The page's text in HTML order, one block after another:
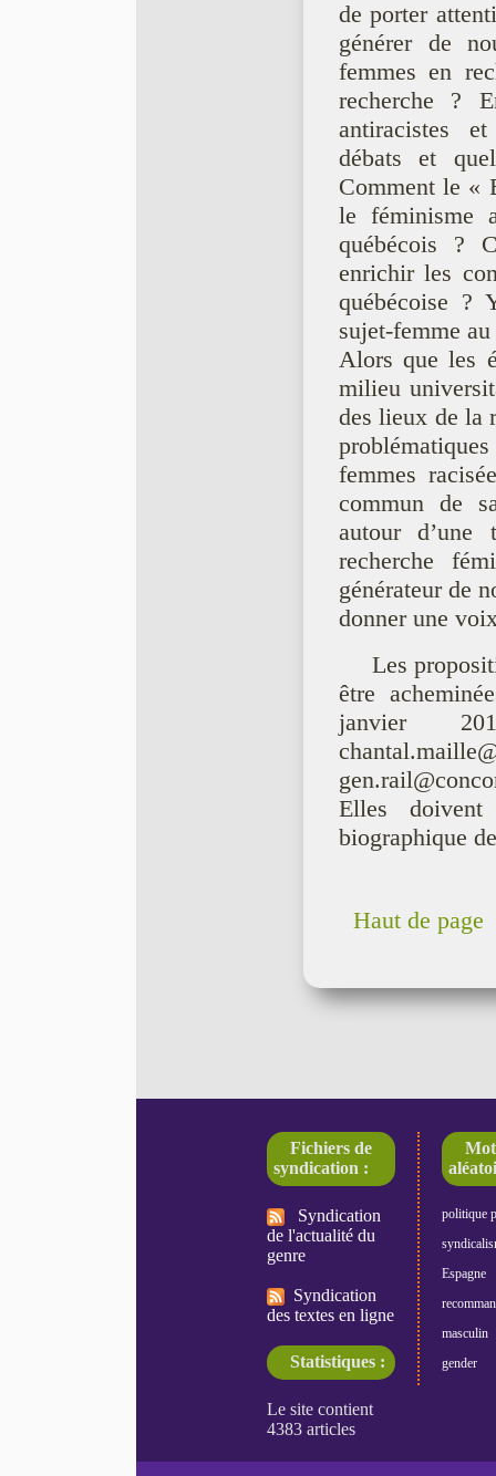
de porter
générer de
femmes en
recherche ?
antiracistes
débats et
Comment le «
le féminisme
québécois ?
enrichir les
québécoise ?
sujet-femme
Alors que les
milieu
des lieux de la
femmes
commun de
autour d’une
recherche
générateur de
donner une
Les
être
janvier
Elles doivent
biographique
Haut de page
Fichiers de
syndication :
Syndication
de l'actualité du
genre
Syndication
des textes en ligne
Statistiques :
politique
Espagne
masculin
gender